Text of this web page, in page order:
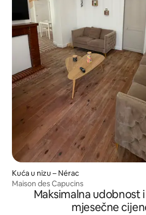
Kuća u nizu – Nérac
Maison des Capucins
Maksimalna udobnost
mjesečne